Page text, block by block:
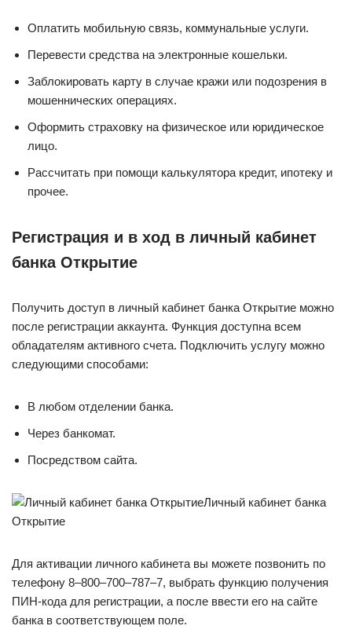
Оплатить мобильную связь, коммунальные услуги.
Перевести средства на электронные кошельки.
Заблокировать карту в случае кражи или подозрения в
мошеннических операциях.
Оформить страховку на физическое или юридическое
лицо.
Рассчитать при помощи калькулятора кредит, ипотеку и
прочее.
Регистрация и в ход в личный кабинет
банка Открытие
Получить доступ в личный кабинет банка Открытие можно
после регистрации аккаунта. Функция доступна всем
обладателям активного счета. Подключить услугу можно
следующими способами:
В любом отделении банка.
Через банкомат.
Посредством сайта.
Личный кабинет банка
Открытие
Для активации личного кабинета вы можете позвонить по
телефону 8–800–700–787–7, выбрать функцию получения
ПИН-кода для регистрации, а после ввести его на сайте
банка в соответствующем поле.